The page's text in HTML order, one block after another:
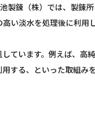
製錬（株）では、製錬
い淡水を処理後に利用
ています。例えば、高
する、といった取組みを